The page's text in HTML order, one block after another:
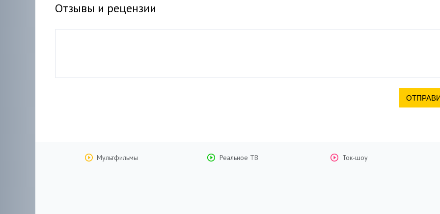
Отзывы и рецензии
Мультфильмы Реальное ТВ Ток-шоу